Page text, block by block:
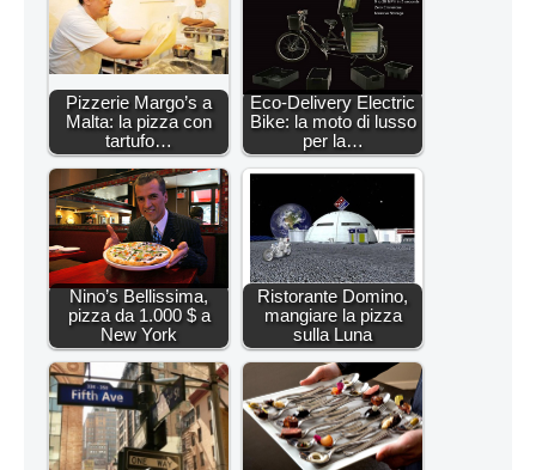
Pizzerie Margo’s a
Malta: la pizza con
tartufo…
Eco-Delivery Electric
Bike: la moto di lusso
per la…
Nino’s Bellissima,
pizza da 1.000 $ a
New York
Ristorante Domino,
mangiare la pizza
sulla Luna